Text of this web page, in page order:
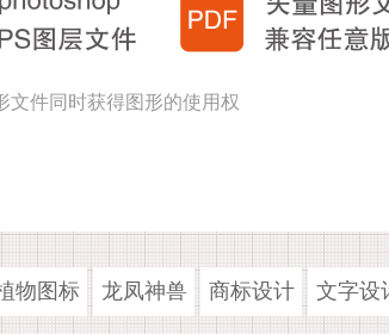
文件同时获得图形的使用权
物图标 龙凤神兽 商标设计 文字设